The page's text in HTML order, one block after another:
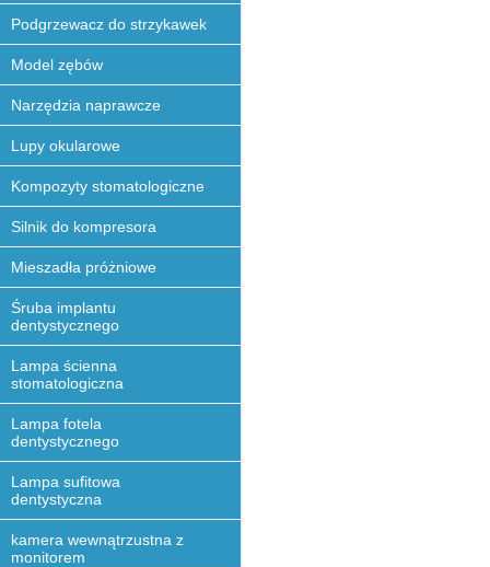
Podgrzewacz do strzykawek
Model zębów
Narzędzia naprawcze
Lupy okularowe
Kompozyty stomatologiczne
Silnik do kompresora
Mieszadła próżniowe
Śruba implantu
dentystycznego
Lampa ścienna
stomatologiczna
Lampa fotela
dentystycznego
Lampa sufitowa
dentystyczna
kamera wewnątrzustna z
monitorem